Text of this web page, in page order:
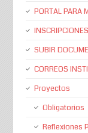
PORTAL PARA
INSCRIPCIONES
SUBIR
CORREOS
Proyectos
Obligatorios
Reflexiones